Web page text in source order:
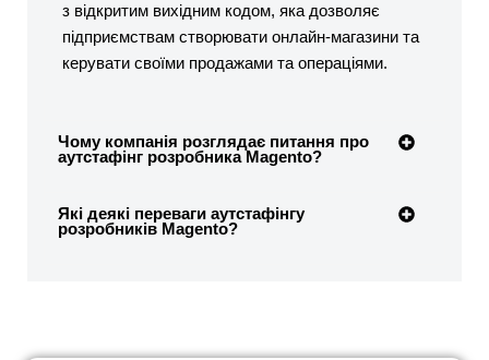
з відкритим вихідним кодом, яка дозволяє
підприємствам створювати онлайн-магазини та
керувати своїми продажами та операціями.
Чому компанія розглядає питання про
аутстафінг розробника Magento?
Які деякі переваги аутстафінгу
розробників Magento?